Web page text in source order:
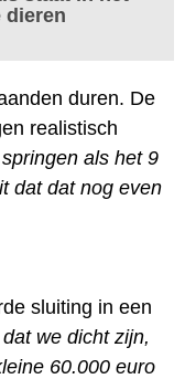
dieren
duren. De
realistisch
als het 9
dat dat nog even
sluiting in een
we dicht zijn,
60.000 euro